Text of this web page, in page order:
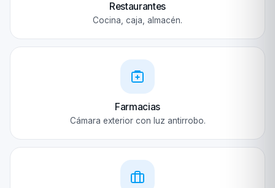
Restaurantes
Cocina, caja, almacén.
Farmacias
Cámara exterior con luz antirrobo.